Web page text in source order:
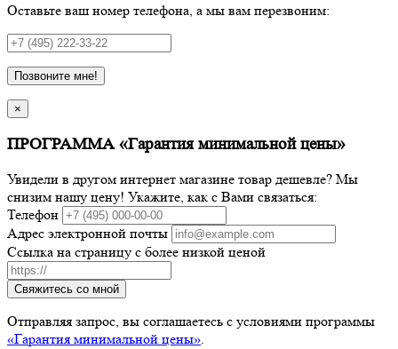
Оставьте ваш номер телефона, а мы вам перезвоним:
Позвоните мне!
×
ПРОГРАММА «Гарантия минимальной цены»
Увидели в другом интернет магазине товар дешевле? Мы
снизим нашу цену! Укажите, как с Вами связаться:
Телефон
Адрес электронной почты
Ссылка на страницу с более низкой ценой
Свяжитесь со мной
Отправляя запрос, вы соглашаетесь с условиями программы
«Гарантия минимальной цены».